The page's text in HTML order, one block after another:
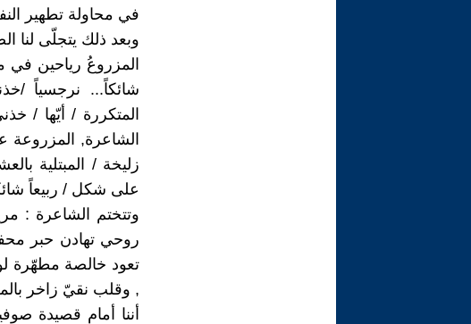
في محاولة تطهير
وبعد ذلك يتجلّى لنا
المزروعُ رياحين في
شائكاً... نرجسياً /
المتكررة / أيّها /
الشاعرة,
زليخة / المبتلية
على شكل / ربيعاً
وتتختم الشاعرة :
روحي تهادن حبر
تعود خالصة مطهّرة
, وقلب نقيّ زاخر
أننا أمام قصيدة